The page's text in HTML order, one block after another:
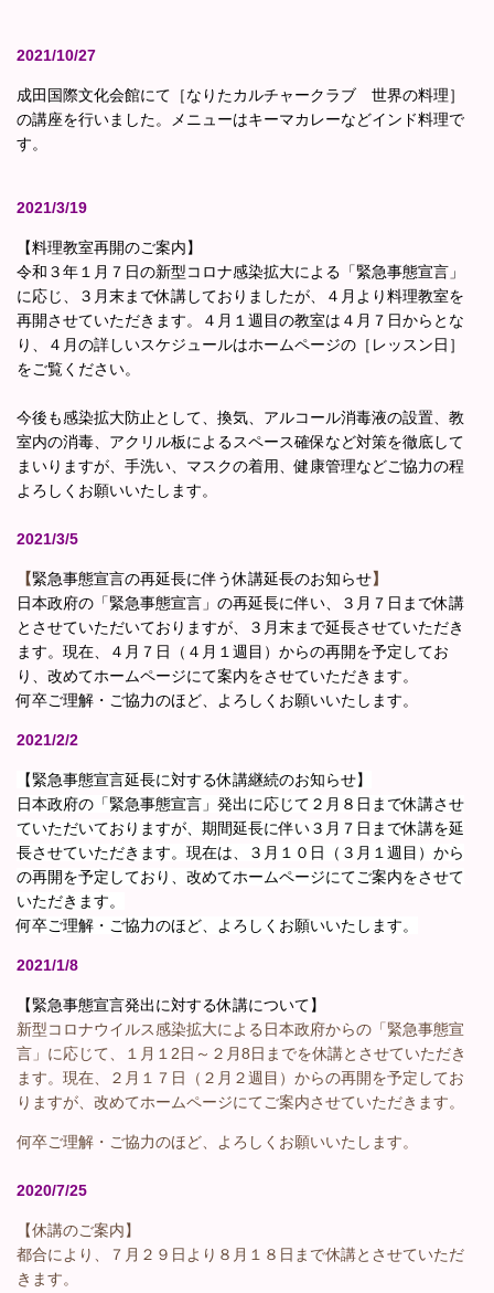
2021/10/27
成田国際文化会館にて［なりたカルチャークラブ 世界の料理］
の講座を行いました。メニューはキーマカレーなどインド料理で
す。
2021/3/19
【料理教室再開のご案内】
令和３年１月７日の新型コロナ感染拡大による「緊急事態宣言」
に応じ、３月末まで休講しておりましたが、４月より料理教室を
再開させていただきます。４月１週目の教室は４月７日からとな
り、４月の詳しいスケジュールはホームページの［レッスン日］
をご覧ください。
今後も感染拡大防止として、換気、アルコール消毒液の設置、教
室内の消毒、アクリル板によるスペース確保など対策を徹底して
まいりますが、手洗い、マスクの着用、健康管理などご協力の程
よろしくお願いいたします。
2021/3/5
【緊急事態宣言の再延長に伴う休講延長のお知らせ】
日本政府の「緊急事態宣言」の再延長に伴い、３月７日まで休講
とさせていただいておりますが、３月末まで延長させていただき
ます。現在、４月７日（４月１週目）からの再開を予定してお
り、改めてホームページにて案内をさせていただきます。
何卒ご理解・ご協力のほど、よろしくお願いいたします。
2021/2/2
【緊急事態宣言延長に対する休講継続のお知らせ】
日本政府の「緊急事態宣言」発出に応じて２月８日まで休講させ
ていただいておりますが、期間延長に伴い３月７日まで休講を延
長させていただきます。現在は、３月１０日（３月１週目）から
の再開を予定しており、改めてホームページにてご案内をさせて
いただきます。
何卒ご理解・ご協力のほど、よろしくお願いいたします。
2021/1/8
【緊急事態宣言発出に対する休講について】
新型コロナウイルス感染拡大による日本政府からの「緊急事態宣
言」に応じて、１月１2日～２月8日までを休講とさせていただき
ます。現在、２月１７日（２月２週目）からの再開を予定してお
りますが、改めてホームページにてご案内させていただきます。
何卒ご理解・ご協力のほど、よろしくお願いいたします。
2020/7/25
【休講のご案内】
都合により、７月２９日より８月１８日まで休講とさせていただ
きます。